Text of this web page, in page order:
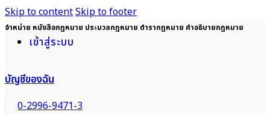
Skip to contentSkip to footer
จำหน่าย หนังสือกฎหมาย ประมวลกฎหมาย ตำรากฎหมาย คำอธิบายกฎหมาย
เข้าสู่ระบบ
บัญชีของฉัน
0-2996-9471-3